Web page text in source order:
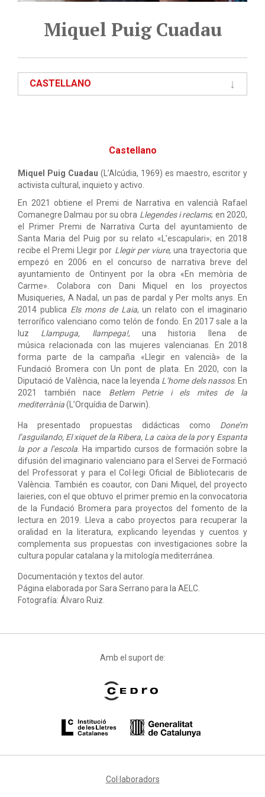
Miquel Puig Cuadau
CASTELLANO
Castellano
Miquel Puig Cuadau (L’Alcúdia, 1969) es maestro, escritor y
activista cultural, inquieto y activo.
En 2021 obtiene el Premi de Narrativa en valencià Rafael
Comanegre Dalmau por su obra Llegendes i reclams; en 2020,
el Primer Premi de Narrativa Curta del ayuntamiento de
Santa Maria del Puig por su relato «L’escapulari»; en 2018
recibe el Premi Llegir por Llegir per viure, una trayectoria que
empezó en 2006 en el concurso de narrativa breve del
ayuntamiento de Ontinyent por la obra «En memòria de
Carme». Colabora con Dani Miquel en los proyectos
Musiqueries, A Nadal, un pas de pardal y Per molts anys. En
2014 publica Els mons de Laia, un relato con el imaginario
terrorífico valenciano como telón de fondo. En 2017 sale a la
luz Llampuga, llampega!, una historia llena de
música relacionada con las mujeres valencianas. En 2018
forma parte de la campaña «Llegir en valencià» de la
Fundació Bromera con Un pont de plata. En 2020, con la
Diputació de València, nace la leyenda L’home dels nassos. En
2021 también nace Betlem Petrie i els mites de la
mediterrània(L’Orquídia de Darwin).
Ha presentado propuestas didácticas como Done’m
l’asguilando, El xiquet de la Ribera, La caixa de la pory Espanta
la por a l’escola . Ha impartido cursos de formación sobre la
difusión del imaginario valenciano para el Servei de Formació
del Professorat y para el Col·legi Oficial de Bibliotecaris de
València. También es coautor, con Dani Miquel, del proyecto
Iaieries, con el que obtuvo el primer premio en la convocatoria
de la Fundació Bromera para proyectos del fomento de la
lectura en 2019. Lleva a cabo proyectos para recuperar la
oralidad en la literatura, explicando leyendas y cuentos y
complementa sus propuestas con investigaciones sobre la
cultura popular catalana y la mitología mediterránea.
Documentación y textos del autor.
Página elaborada por Sara Serrano para la AELC.
Fotografía: Álvaro Ruiz.
Amb el suport de:
Col·laboradors